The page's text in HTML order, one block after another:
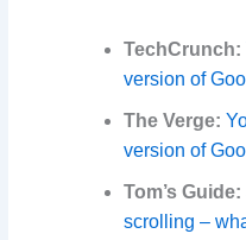
TechCrunch:
version of
The Verge:
version of
Tom’s Guide:
scrolling –